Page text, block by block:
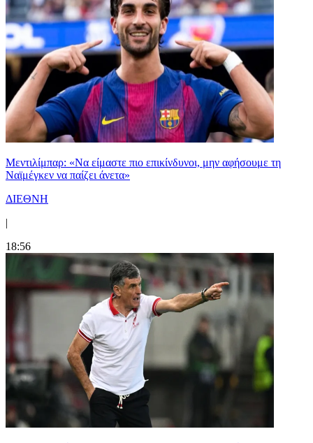
Μεντιλίμπαρ: «Να είμαστε πιο επικίνδυνοι, μην αφήσουμε τη
Ναϊμέγκεν να παίζει άνετα»
ΔΙΕΘΝΗ
|
18:56